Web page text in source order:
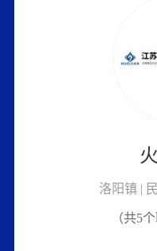
洛阳镇 |
（共5